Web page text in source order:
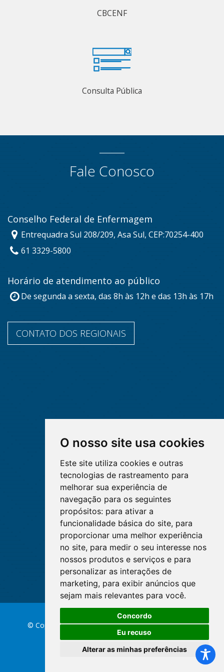
O nosso site usa cookies
Este site utiliza cookies e outras
tecnologias de rastreamento para
melhorar sua experiência de
navegação para os seguintes
propósitos: para ativar a
funcionalidade básica do site, para
proporcionar uma melhor experiência
no site, para medir o seu interesse nos
nossos produtos e serviços e para
personalizar as interações de
marketing, para exibir anúncios que
sejam mais relevantes para você.
Concordo
Eu recuso
Alterar as minhas preferências
CBCENF
Consulta Pública
Fale Conosco
Conselho Federal de Enfermagem
Entrequadra Sul 208/209, Asa Sul, CEP:70254-400
61 3329-5800
Horário de atendimento ao público
De segunda a sexta, das 8h às 12h e das 13h às 17h
CONTATO DOS REGIONAIS
© Copyright 2026 Conselho Federal de Enfermagem